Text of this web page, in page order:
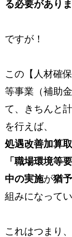
る必要がありま
ですが！
この【人材確
等事業（補助
て、きちんと
を行えば、
処遇改善加算
「職場環境等
中の実施が猶予
組みになってい
これはつまり、